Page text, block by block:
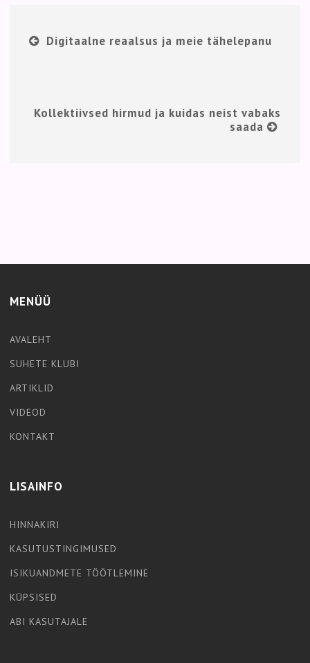
Digitaalne reaalsus ja meie tähelepanu
Kollektiivsed hirmud ja kuidas neist vabaks
saada
MENÜÜ
AVALEHT
SUHETE KLUBI
ARTIKLID
VIDEOD
KONTAKT
LISAINFO
HINNAKIRI
KASUTUSTINGIMUSED
ISIKUANDMETE TÖÖTLEMINE
KÜPSISED
ABI KASUTAJALE